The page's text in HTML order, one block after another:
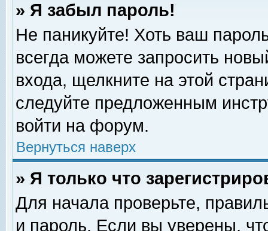
» Я забыл пароль!
Не паникуйте! Хоть ваш
всегда можете запросить
входа, щелкните на этой
следуйте предложенным
войти на форум.
Вернуться наверх
» Я только что
Для начала проверьте,
и пароль. Если вы уверены,